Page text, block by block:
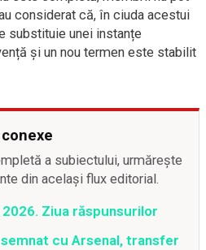
considerat că, în ciuda acestui
substituie unei instanțe
și un nou termen este stabilit
a subiectului, urmărește
din același flux editorial.
Ziua răspunsurilor
cu Arsenal, transfer